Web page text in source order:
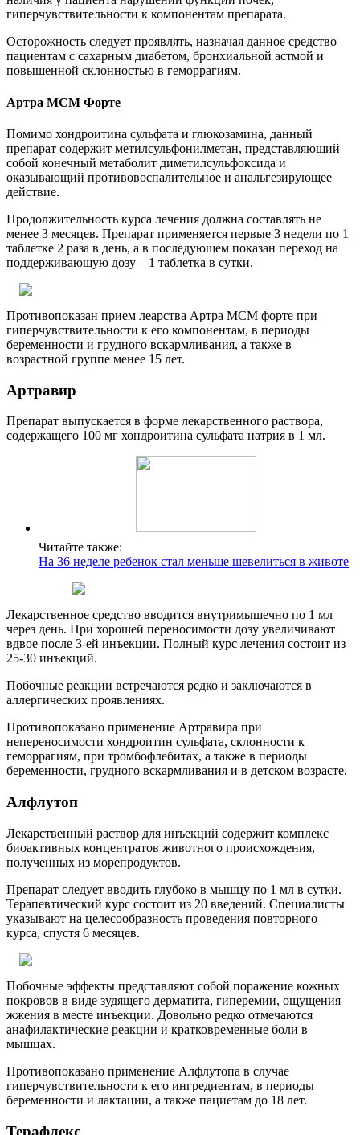
гиперчувствительности к компонентам препарата.
Осторожность следует проявлять, назначая данное средство
пациентам с сахарным диабетом, бронхиальной астмой и
повышенной склонностью в геморрагиям.
Артра МСМ Форте
Помимо хондроитина сульфата и глюкозамина, данный
препарат содержит метилсульфонилметан, представляющий
собой конечный метаболит диметилсульфоксида и
оказывающий противовоспалительное и анальгезирующее
действие.
Продолжительность курса лечения должна составлять не
менее 3 месяцев. Препарат применяется первые 3 недели по 1
таблетке 2 раза в день, а в последующем показан переход на
поддерживающую дозу – 1 таблетка в сутки.
Противопоказан прием леарства Артра МСМ форте при
гиперчувствительности к его компонентам, в периоды
беременности и грудного вскармливания, а также в
возрастной группе менее 15 лет.
Артравир
Препарат выпускается в форме лекарственного раствора,
содержащего 100 мг хондроитина сульфата натрия в 1 мл.
Читайте также:
На 36 неделе ребенок стал меньше шевелиться в животе
Лекарственное средство вводится внутримышечно по 1 мл
через день. При хорошей переносимости дозу увеличивают
вдвое после 3-ей инъекции. Полный курс лечения состоит из
25-30 инъекций.
Побочные реакции встречаются редко и заключаются в
аллергических проявлениях.
Противопоказано применение Артравира при
непереносимости хондроитин сульфата, склонности к
геморрагиям, при тромбофлебитах, а также в периоды
беременности, грудного вскармливания и в детском возрасте.
Алфлутоп
Лекарственный раствор для инъекций содержит комплекс
биоактивных концентратов животного происхождения,
полученных из морепродуктов.
Препарат следует вводить глубоко в мышцу по 1 мл в сутки.
Терапевтический курс состоит из 20 введений. Специалисты
указывают на целесообразность проведения повторного
курса, спустя 6 месяцев.
Побочные эффекты представляют собой поражение кожных
покровов в виде зудящего дерматита, гиперемии, ощущения
жжения в месте инъекции. Довольно редко отмечаются
анафилактические реакции и кратковременные боли в
мышцах.
Противопоказано применение Алфлутопа в случае
гиперчувствительности к его ингредиентам, в периоды
беременности и лактации, а также пациетам до 18 лет.
Терафлекс